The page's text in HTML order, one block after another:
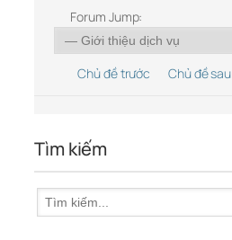
Forum Jump:
Chủ đề trước Chủ đề sau
Tìm kiếm